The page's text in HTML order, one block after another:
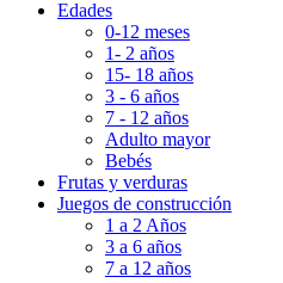
Edades
0-12 meses
1- 2 años
15- 18 años
3 - 6 años
7 - 12 años
Adulto mayor
Bebés
Frutas y verduras
Juegos de construcción
1 a 2 Años
3 a 6 años
7 a 12 años